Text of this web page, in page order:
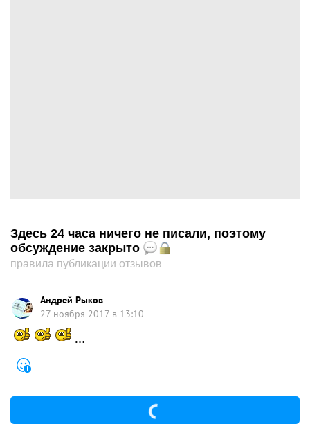
Здесь 24 часа ничего не писали, поэтому
обсуждение закрыто
правила публикации отзывов
Андрей Рыков
27 ноября 2017 в 13:10
…